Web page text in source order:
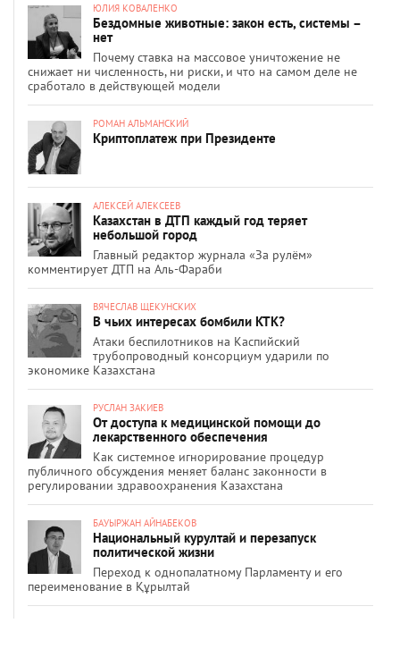
ЮЛИЯ КОВАЛЕНКО
Бездомные животные: закон есть, системы –
нет
Почему ставка на массовое уничтожение не
снижает ни численность, ни риски, и что на самом деле не
сработало в действующей модели
РОМАН АЛЬМАНСКИЙ
Криптоплатеж при Президенте
АЛЕКСЕЙ АЛЕКСЕЕВ
Казахстан в ДТП каждый год теряет
небольшой город
Главный редактор журнала «За рулём»
комментирует ДТП на Аль-Фараби
ВЯЧЕСЛАВ ЩЕКУНСКИХ
В чьих интересах бомбили КТК?
Атаки беспилотников на Каспийский
трубопроводный консорциум ударили по
экономике Казахстана
РУСЛАН ЗАКИЕВ
От доступа к медицинской помощи до
лекарственного обеспечения
Как системное игнорирование процедур
публичного обсуждения меняет баланс законности в
регулировании здравоохранения Казахстана
БАУЫРЖАН АЙНАБЕКОВ
Национальный курултай и перезапуск
политической жизни
Переход к однопалатному Парламенту и его
переименование в Құрылтай